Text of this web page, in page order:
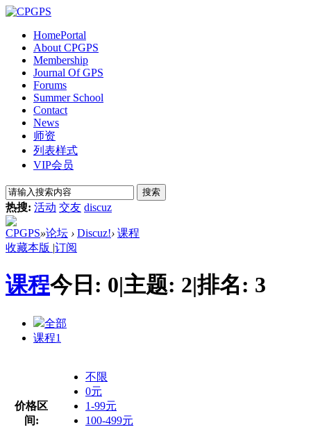
HomePortal
About CPGPS
Membership
Journal Of GPS
Forums
Summer School
Contact
News
师资
列表样式
VIP会员
搜索
热搜: 活动 交友 discuz
CPGPS»论坛 › Discuz!› 课程
收藏本版 |订阅
课程今日: 0|主题: 2|排名: 3
全部
课程1
价格区
间:
不限
0元
1-99元
100-499元